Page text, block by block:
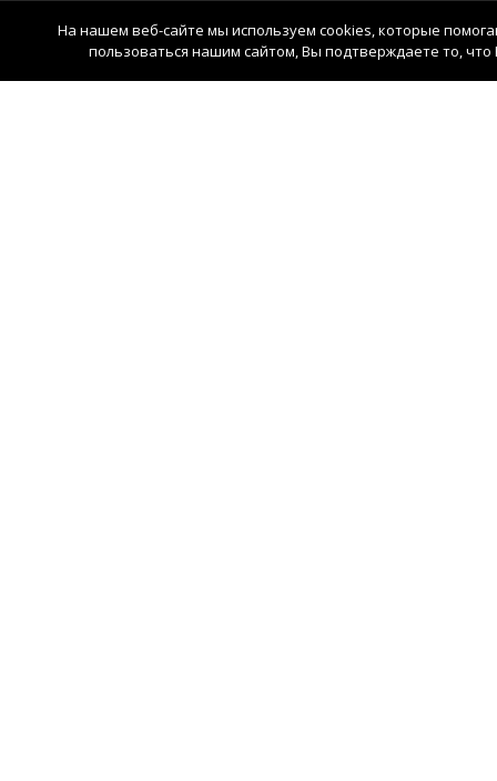
На нашем веб-сайте мы используем cookies, которые
пользоваться нашим сайтом, Вы подтверждаете то,